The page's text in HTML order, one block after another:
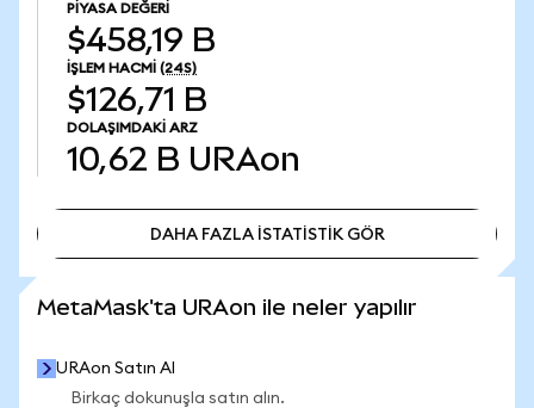
PIYASA DEĞERI
$458,19 B
İŞLEM HACMI (24S)
$126,71 B
DOLAŞIMDAKI ARZ
10,62 B URAon
DAHA FAZLA İSTATİSTİK GÖR
MetaMask'ta URAon ile neler yapılır
URAon Satın Al
Birkaç dokunuşla satın alın.